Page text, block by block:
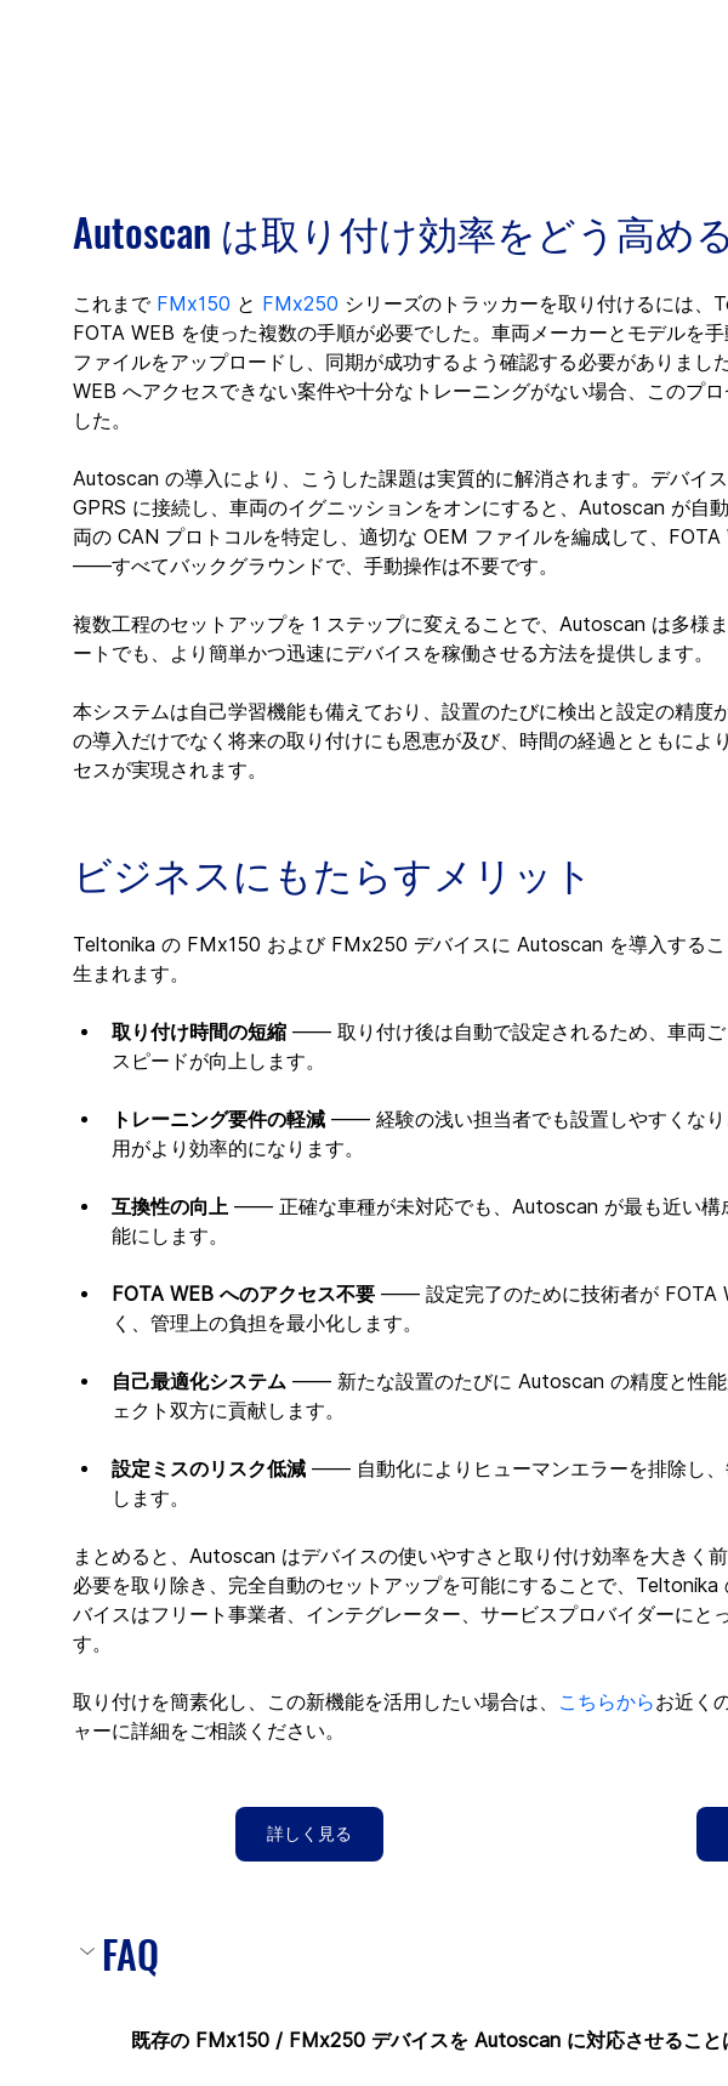
Autoscan は取り付け効率をどう高め
これまで FMx150 と FMx250 シリーズのトラッカーを取り付けるには
FOTA WEB を使った複数の手順が必要でした。車両メーカーとモデルを
ファイルをアップロードし、同期が成功するよう確認する必要がありまし
WEB へアクセスできない案件や十分なトレーニングがない場合、このプ
した。
Autoscan の導入により、こうした課題は実質的に解消されます。デバイス
GPRS に接続し、車両のイグニッションをオンにすると、Autoscan が自
両の CAN プロトコルを特定し、適切な OEM ファイルを編成して、
——すべてバックグラウンドで、手動操作は不要です。
複数工程のセットアップを 1 ステップに変えることで、Autoscan は多様
ートでも、より簡単かつ迅速にデバイスを稼働させる方法を提供します。
本システムは自己学習機能も備えており、設置のたびに検出と設定の精度
の導入だけでなく将来の取り付けにも恩恵が及び、時間の経過とともによ
セスが実現されます。
ビジネスにもたらすメリット
Teltonika の FMx150 および FMx250 デバイスに Autoscan を導入する
生まれます。
取り付け時間の短縮 —— 取り付け後は自動で設定されるため、車両ご
スピードが向上します。
トレーニング要件の軽減 —— 経験の浅い担当者でも設置しやすくな
用がより効率的になります。
互換性の向上 —— 正確な車種が未対応でも、Autoscan が最も近い構
能にします。
FOTA WEB へのアクセス不要 —— 設定完了のために技術者が FOTA
く、管理上の負担を最小化します。
自己最適化システム —— 新たな設置のたびに Autoscan の精度と性能
ェクト双方に貢献します。
設定ミスのリスク低減 —— 自動化によりヒューマンエラーを排除し、
します。
まとめると、Autoscan はデバイスの使いやすさと取り付け効率を大きく
必要を取り除き、完全自動のセットアップを可能にすることで、
バイスはフリート事業者、インテグレーター、サービスプロバイダーにと
す。
取り付けを簡素化し、この新機能を活用したい場合は、 こちらからお近く
ャーに詳細をご相談ください。
詳しく見る
FAQ
既存の FMx150 / FMx250 デバイスを Autoscan に対応させること